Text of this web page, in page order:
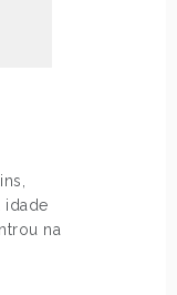
idade
na